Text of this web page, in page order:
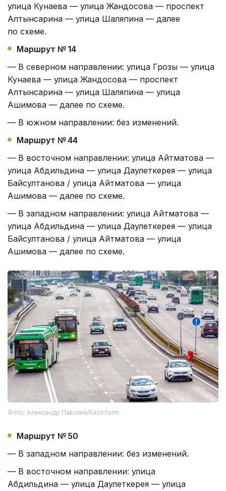
улица Кунаева — улица Жандосова — проспект
Алтынсарина — улица Шаляпина — далее
по схеме.
Маршрут № 14
— В северном направлении: улица Грозы — улица
Кунаева — улица Жандосова — проспект
Алтынсарина — улица Шаляпина — улица
Ашимова — далее по схеме.
— В южном направлении: без изменений.
Маршрут № 44
— В восточном направлении: улица Айтматова —
улица Абдильдина — улица Даулеткерея — улица
Байсултанова / улица Айтматова — улица
Ашимова — далее по схеме.
— В западном направлении: улица Айтматова —
улица Абдильдина — улица Даулеткерея — улица
Байсултанова / улица Айтматова — улица
Ашимова — далее по схеме.
Фото: Александр Павский/Kazinform
Маршрут № 50
— В западном направлении: без изменений.
— В восточном направлении: улица
Абдильдина — улица Даулеткерея — улица